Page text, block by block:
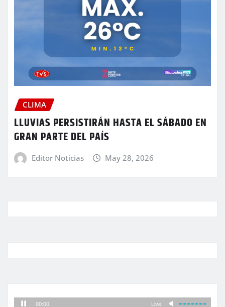
CLIMA
LLUVIAS PERSISTIRÁN HASTA EL SÁBADO EN
GRAN PARTE DEL PAÍS
Editor Noticias May 28, 2026